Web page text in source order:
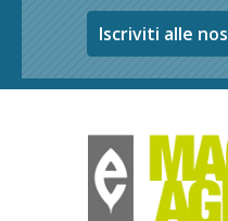
Iscriviti alle